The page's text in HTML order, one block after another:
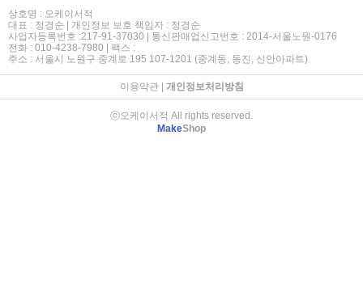
상호명 : 오케이서적
대표 : 정경순 | 개인정보 보호 책임자 : 정경순
사업자등록번호 :217-91-37030 | 통신판매업신고번호 : 2014-서울노원-0176
전화 : 010-4238-7980 | 팩스 :
주소 : 서울시 노원구 중계로 195 107-1201 (중계동, 동진, 신안아파트)
이용약관| 개인정보처리방침
ⓒ오케이서적 All rights reserved.
MakeShop